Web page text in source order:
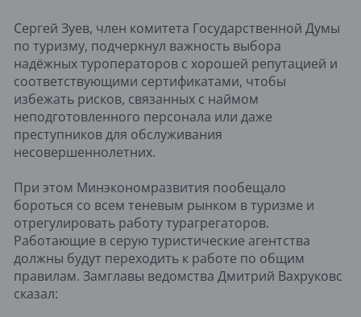
Сергей Зуев, член комитета Государственной Думы
по туризму, подчеркнул важность выбора
надёжных туроператоров с хорошей репутацией и
соответствующими сертификатами, чтобы
избежать рисков, связанных с наймом
неподготовленного персонала или даже
преступников для обслуживания
несовершеннолетних.
При этом Минэкономразвития пообещало
бороться со всем теневым рынком в туризме и
отрегулировать работу турагрегаторов.
Работающие в серую туристические агентства
должны будут переходить к работе по общим
правилам. Замглавы ведомства Дмитрий Вахруковс
сказал: